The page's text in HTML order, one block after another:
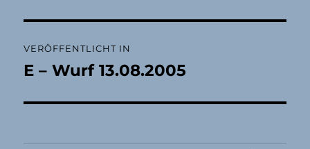
VERÖFFENTLICHT IN
E – Wurf 13.08.2005